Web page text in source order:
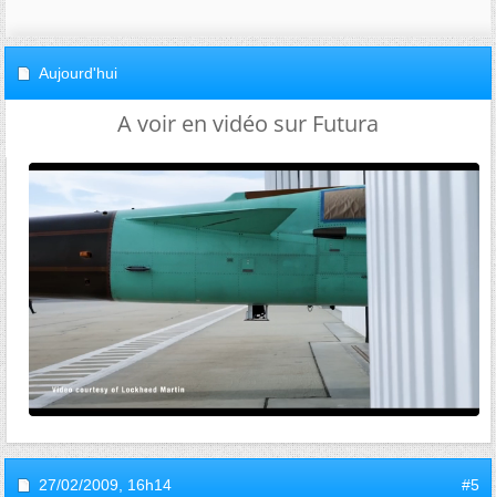
Aujourd'hui
A voir en vidéo sur Futura
27/02/2009, 16h14 #5